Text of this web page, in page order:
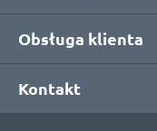
Obsługa klienta
Kontakt